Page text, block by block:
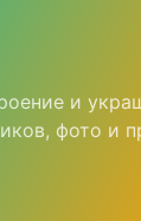
и
фото и